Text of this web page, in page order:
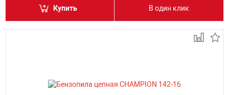
Купить В один клик